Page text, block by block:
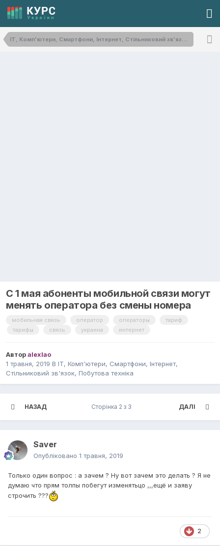
IT, Комп'ютери, Смартфони, Інтернет, Стільниковий зв'язок, Побутова техніка
С 1 мая абоненты мобильной связи могут
менять оператора без смены номера
мобильная связь оператор операторы
тариф
тарифы
связь украина интернет
Авторalexlao
1 травня, 2019 В IT, Комп'ютери, Смартфони, Інтернет,
Стільниковий зв'язок, Побутова техніка
НАЗАД ДАЛІ
Сторінка 2 з 3
Saver
Опубліковано 1 травня, 2019
Только один вопрос : а зачем ? Ну вот зачем это делать ? Я не
думаю что прям толпы побегут изменятьцо ,,,ещё и заяву
строчить ???
2